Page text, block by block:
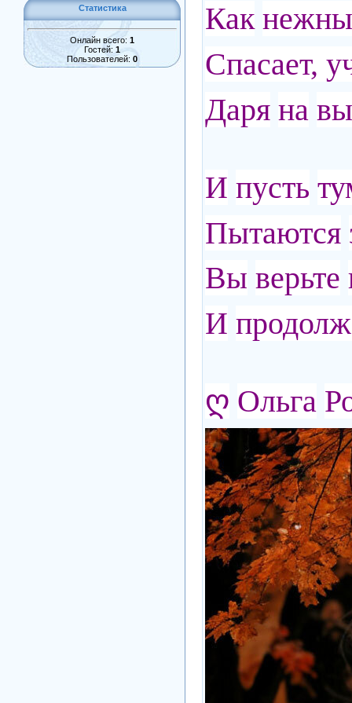
Статистика
Онлайн всего: 1
Гостей: 1
Пользователей: 0
Как
Спасает,
Даря на
И пусть
Пытаются
Вы верьте
И
ღ Ольга